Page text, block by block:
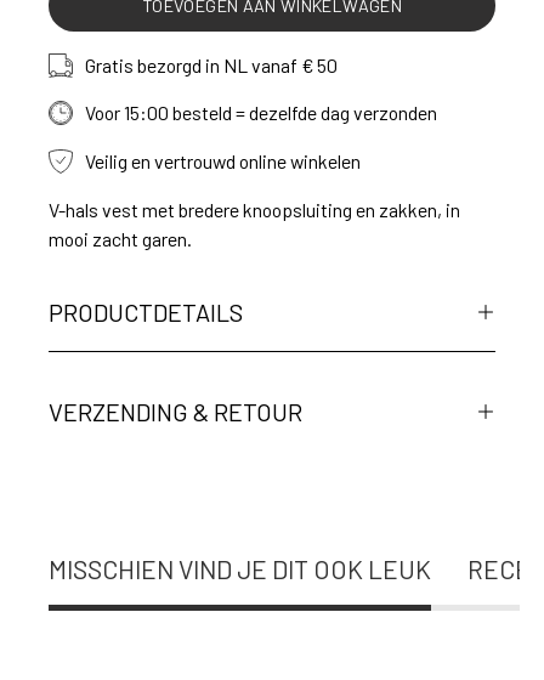
TOEVOEGEN AAN WINKELWAGEN
Gratis bezorgd in NL vanaf € 50
Voor 15:00 besteld = dezelfde dag verzonden
Veilig en vertrouwd online winkelen
V-hals vest met bredere knoopsluiting en zakken, in
mooi zacht garen.
PRODUCTDETAILS
VERZENDING & RETOUR
MISSCHIEN VIND JE DIT OOK LEUK